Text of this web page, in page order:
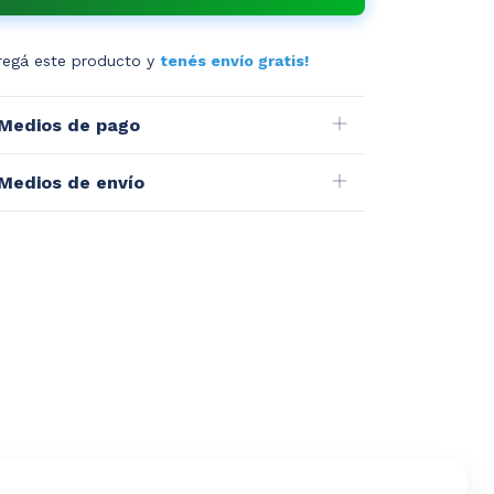
este producto y tenés envío gratis!
de pago
de envío